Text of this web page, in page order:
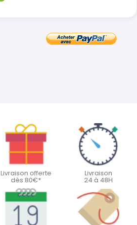
Livraison offerte
dès 80€*
Livraison
24 à 48H